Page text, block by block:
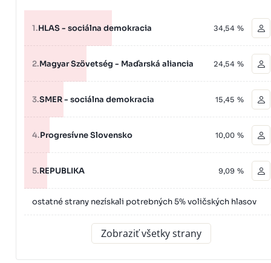
1.HLAS - sociálna demokracia 34,54 %
2.Magyar Szövetség - Maďarská aliancia 24,54 %
3.SMER - sociálna demokracia 15,45 %
4.Progresívne Slovensko 10,00 %
5.REPUBLIKA 9,09 %
ostatné strany nezískali potrebných 5% voličských hlasov
Zobraziť všetky strany